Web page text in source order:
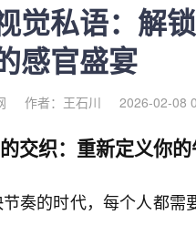
觉私语：解
感官盛宴
作者：王石川 2026-02-08
交织：重新定义你
奏的时代，每个人都需